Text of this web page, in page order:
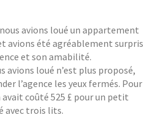
avions loué un appartement
avions été agréablement surpris
et son amabilité.
avions loué n’est plus proposé,
l’agence les yeux fermés. Pour
coûté 525 £ pour un petit
avec trois lits.